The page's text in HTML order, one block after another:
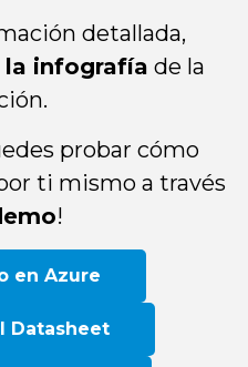
detallada,
la infografía de la
probar cómo
ti mismo a través
!
en Azure
Datasheet